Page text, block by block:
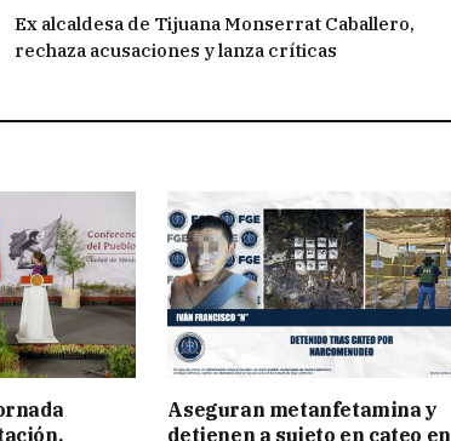
Ex alcaldesa de Tijuana Monserrat Caballero,
rechaza acusaciones y lanza críticas
Aseguran metanfetamina y
detienen a sujeto en cateo en